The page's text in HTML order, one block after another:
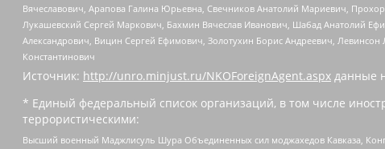
Вячеславович, Арапова Галина Юрьевна, Свечников Анатолий Мариевич,
Лукашевский Сергей Маркович, Бахмин Вячеслав Иванович, Шабад Анатолий
Александрович, Вицин Сергей Ефимович, Золотухин Борис Андреевич,
Константинович
Источник: http://unro.minjust.ru/NKOForeignAgent.aspx данные
* Единый федеральный список организаций, в том числе
террористическими:
Высший военный Маджлисуль Шура Объединенных сил моджахедов Кавказа,